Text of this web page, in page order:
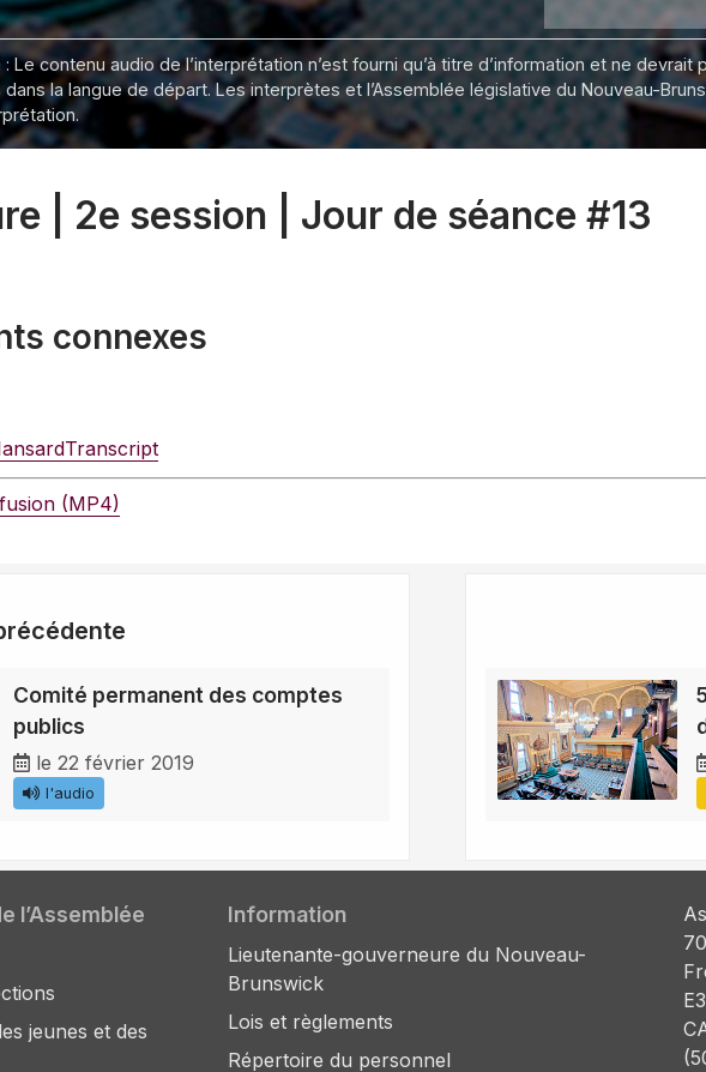
Le contenu audio de l’interprétation n’est fourni qu’à titre d’information et ne
la langue de départ. Les interprètes et l’Assemblée législative du Nouveau-
| 2e session | Jour de séance #13
connexes
(MP4)
Comité permanent des comptes
publics
le 22 février 2019
l'audio
l’Assemblée
jeunes et des
Information
Lieutenante-gouverneure du Nouveau-
Brunswick
Lois et règlements
Répertoire du personnel